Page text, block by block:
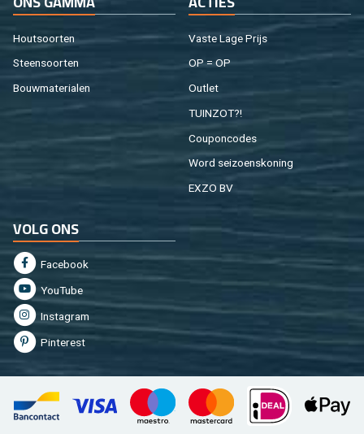
Hout­soor­ten
Steen­soor­ten
Bouw­ma­te­ri­a­len
Vaste Lage Prijs
OP = OP
Out­let
TUIN­ZOT?!
Cou­pon­co­des
Word sei­zoens­ko­ning
EXZO BV
VOLG ONS
Fa­cebook
You­Tu­be
In­st­agram
Pin­te­rest